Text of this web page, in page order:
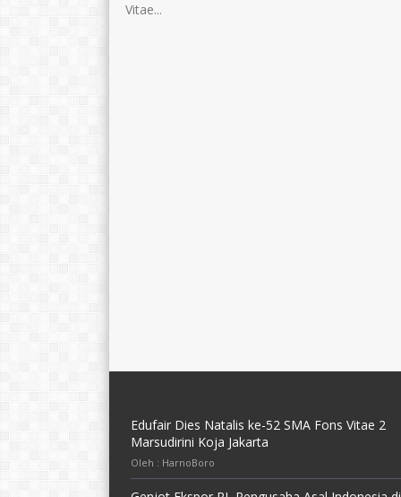
Vitae...
Edufair Dies Natalis ke-52 SMA Fons Vitae 2
Marsudirini Koja Jakarta
Oleh : HarnoBoro